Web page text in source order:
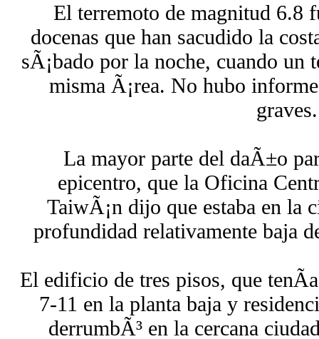
El terremoto de magnitud 6.8
docenas que han sacudido la
sÃ¡bado por la noche, cuando un
misma Ã¡rea. No hubo
graves.
La mayor parte del daÃ±o
epicentro, que la Oficina
TaiwÃ¡n dijo que estaba en la
profundidad relativamente baja
El edificio de tres pisos, que
7-11 en la planta baja y
derrumbÃ³ en la cercana